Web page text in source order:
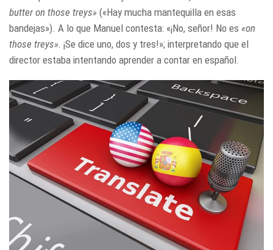
butter on those treys» («Hay mucha mantequilla en esas
bandejas»). A lo que Manuel contesta: «¡No, señor! No es «on
those treys». ¡Se dice uno, dos y tres!»; interpretando que el
director estaba intentando aprender a contar en español.